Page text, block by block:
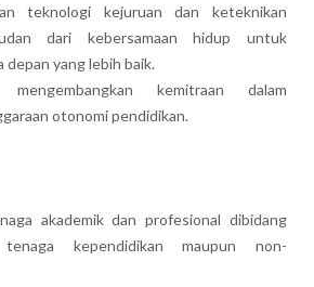
teknologi kejuruan dan keteknikan
dari kebersamaan hidup untuk
depan yang lebih baik.
kemitraan dalam
otonomi pendidikan.
akademik dan profesional dibidang
kependidikan maupun non-